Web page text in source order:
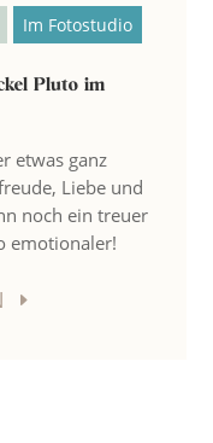
Im Fotostudio
Pluto im
etwas ganz
Liebe und
noch ein treuer
emotionaler!